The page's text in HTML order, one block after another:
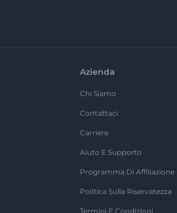
Azienda
Chi Siamo
Contattaci
Carriere
Aiuto E Supporto
Programma Di Affiliazione
Politica Sulla Riservatezza
Termini E Condizioni